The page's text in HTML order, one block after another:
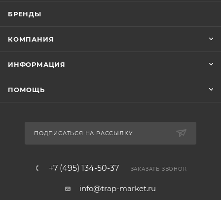
БРЕНДЫ
КОМПАНИЯ
ИНФОРМАЦИЯ
ПОМОЩЬ
ПОДПИСАТЬСЯ НА РАССЫЛКУ
+7 (495) 134-50-37 ЗАКАЗАТЬ ЗВОНОК
info@trap-market.ru